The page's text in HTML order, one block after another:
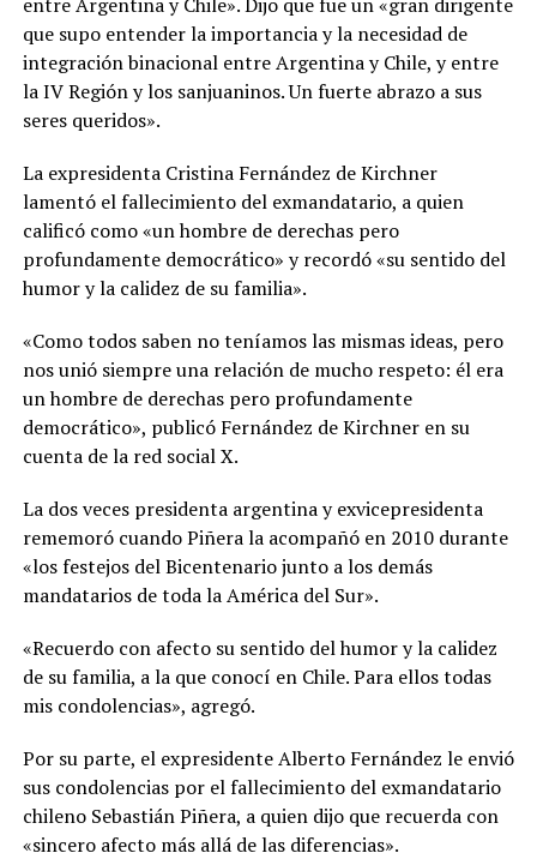
que supo entender la importancia y la necesidad de
integración binacional entre Argentina y Chile, y entre
la IV Región y los sanjuaninos. Un fuerte abrazo a sus
seres queridos».
La expresidenta Cristina Fernández de Kirchner
lamentó el fallecimiento del exmandatario, a quien
calificó como «un hombre de derechas pero
profundamente democrático» y recordó «su sentido del
humor y la calidez de su familia».
«Como todos saben no teníamos las mismas ideas, pero
nos unió siempre una relación de mucho respeto: él era
un hombre de derechas pero profundamente
democrático», publicó Fernández de Kirchner en su
cuenta de la red social X.
La dos veces presidenta argentina y exvicepresidenta
rememoró cuando Piñera la acompañó en 2010 durante
«los festejos del Bicentenario junto a los demás
mandatarios de toda la América del Sur».
«Recuerdo con afecto su sentido del humor y la calidez
de su familia, a la que conocí en Chile. Para ellos todas
mis condolencias», agregó.
Por su parte, el expresidente Alberto Fernández le envió
sus condolencias por el fallecimiento del exmandatario
chileno Sebastián Piñera, a quien dijo que recuerda con
«sincero afecto más allá de las diferencias».